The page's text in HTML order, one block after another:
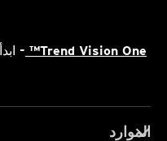
Trend Vision One™
-
الموارد